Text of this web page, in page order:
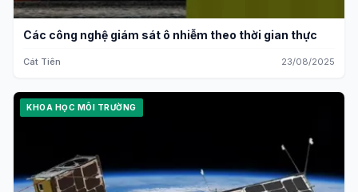
Các công nghệ giám sát ô nhiễm theo thời gian thực
Cát Tiên 23/08/2025
KHOA HỌC MÔI TRƯỜNG